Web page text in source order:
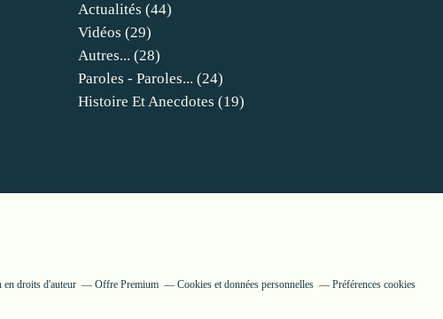
Actualités (44)
Vidéos (29)
Autres... (28)
Paroles - Paroles... (24)
Histoire Et Anecdotes (19)
en droits d'auteur Offre Premium Cookies et données personnelles Préférences cookies